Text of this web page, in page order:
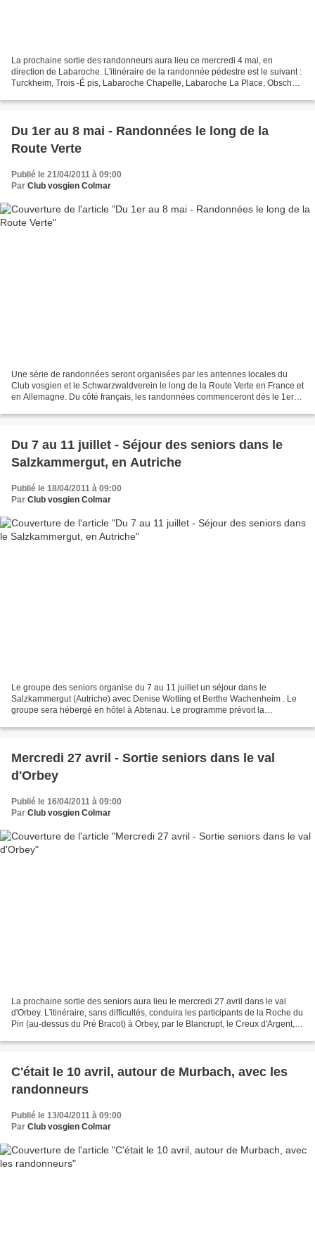
La prochaine sortie des randonneurs aura lieu ce mercredi 4 mai, en
direction de Labaroche. L'itinéraire de la randonnée pédestre est le suivant :
Turckheim, Trois -É pis, Labaroche Chapelle, Labaroche La Place, Obschel,
Du 1er au 8 mai - Randonnées le long de la
Route Verte
Publié le 21/04/2011 à 09:00
Par Club vosgien Colmar
Une série de randonnées seront organisées par les antennes locales du
Club vosgien et le Schwarzwaldverein le long de la Route Verte en France et
en Allemagne. Du côté français, les randonnées commenceront dès le 1er
Du 7 au 11 juillet - Séjour des seniors dans le
Salzkammergut, en Autriche
Publié le 18/04/2011 à 09:00
Par Club vosgien Colmar
Le groupe des seniors organise du 7 au 11 juillet un séjour dans le
Salzkammergut (Autriche) avec Denise Wotling et Berthe Wachenheim . Le
groupe sera hébergé en hôtel à Abtenau. Le programme prévoit la
Mercredi 27 avril - Sortie seniors dans le val
d'Orbey
Publié le 16/04/2011 à 09:00
Par Club vosgien Colmar
La prochaine sortie des seniors aura lieu le mercredi 27 avril dans le val
d'Orbey. L'itinéraire, sans difficultés, conduira les participants de la Roche du
Pin (au-dessus du Pré Bracot) à Orbey, par le Blancrupt, le Creux d'Argent,
C'était le 10 avril, autour de Murbach, avec les
randonneurs
Publié le 13/04/2011 à 09:00
Par Club vosgien Colmar